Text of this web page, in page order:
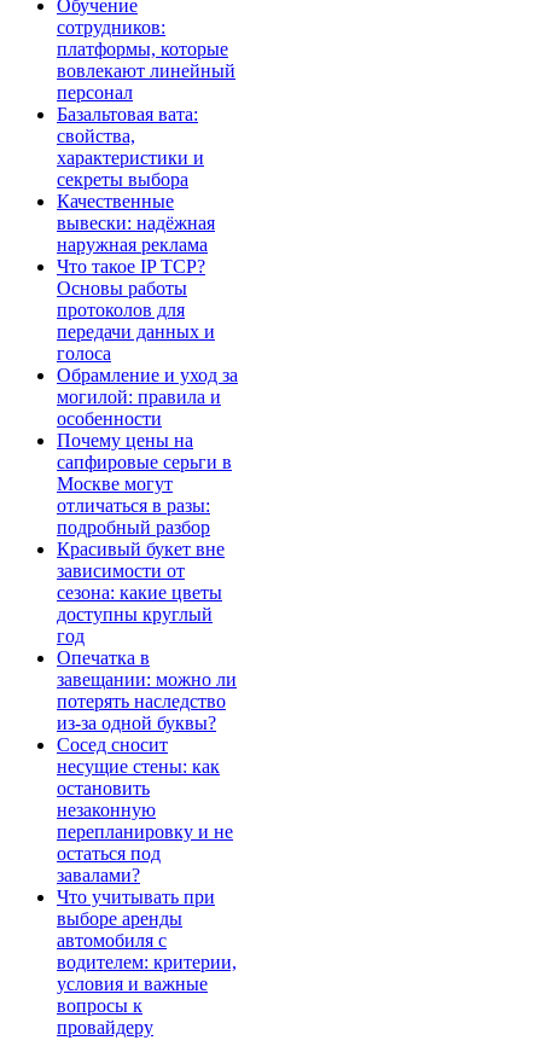
Обучение
сотрудников:
платформы, которые
вовлекают линейный
персонал
Базальтовая вата:
свойства,
характеристики и
секреты выбора
Качественные
вывески: надёжная
наружная реклама
Что такое IP TCP?
Основы работы
протоколов для
передачи данных и
голоса
Обрамление и уход за
могилой: правила и
особенности
Почему цены на
сапфировые серьги в
Москве могут
отличаться в разы:
подробный разбор
Красивый букет вне
зависимости от
сезона: какие цветы
доступны круглый
год
Опечатка в
завещании: можно ли
потерять наследство
из-за одной буквы?
Сосед сносит
несущие стены: как
остановить
незаконную
перепланировку и не
остаться под
завалами?
Что учитывать при
выборе аренды
автомобиля с
водителем: критерии,
условия и важные
вопросы к
провайдеру